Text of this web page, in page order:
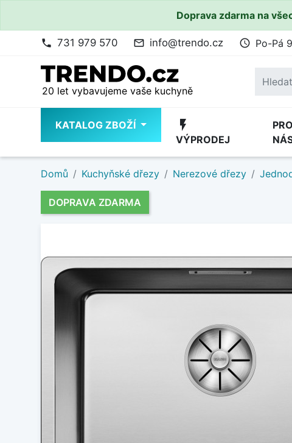
Doprava zdarma na
phone 731 979 570 mail_outline info@trendo.cz access_time Po-Pá
20 let vybavujeme vaše kuchyně
KATALOG ZBOŽÍ flash_on
VÝPRODEJ
Domů Kuchyňské dřezy Nerezové dřezy
DOPRAVA ZDARMA